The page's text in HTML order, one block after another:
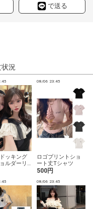
で送る
状況
ッキング
ルダーリ
スリーブ
08/06 23:45
ロゴプリントショ
ート丈Tシャツ
500円
08/06 23:45